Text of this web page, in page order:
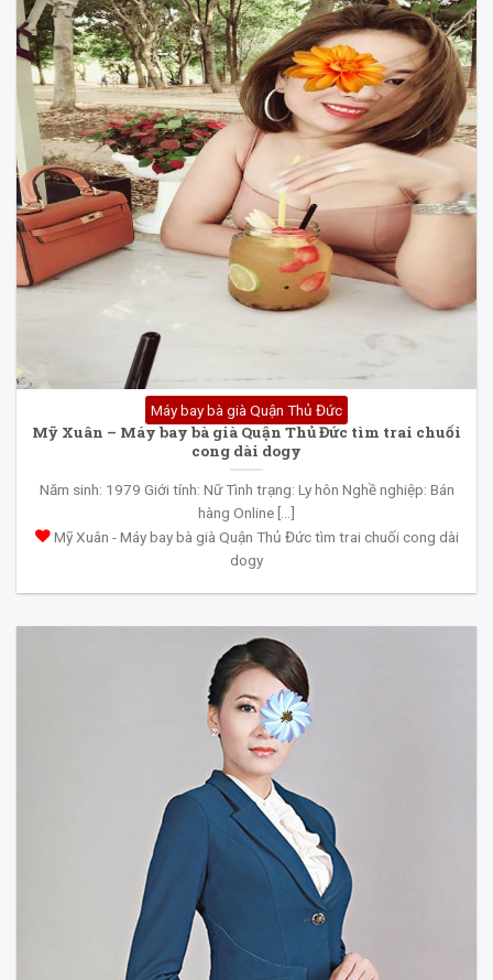
Máy bay bà già Quận Thủ Đức
Mỹ Xuân – Máy bay bà già Quận Thủ Đức tìm trai chuối
cong dài dogy
Năm sinh: 1979 Giới tính: Nữ Tình trạng: Ly hôn Nghề nghiệp: Bán
hàng Online [...]
Mỹ Xuân - Máy bay bà già Quận Thủ Đức tìm trai chuối cong dài
dogy